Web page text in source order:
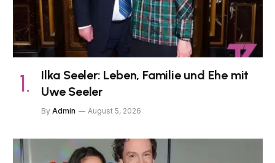
Ilka Seeler: Leben, Familie und Ehe mit
Uwe Seeler
By Admin August 5, 2026